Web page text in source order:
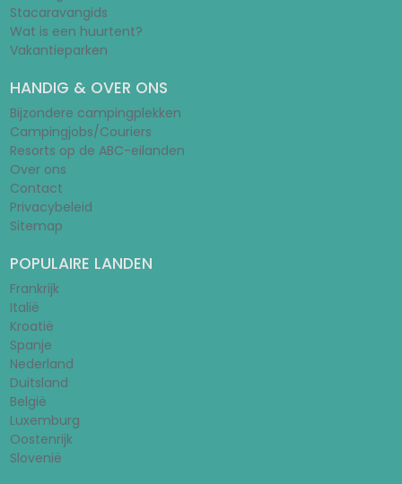
Stacaravangids
Wat is een huurtent?
Vakantieparken
HANDIG & OVER ONS
Bijzondere campingplekken
Campingjobs/Couriers
Resorts op de ABC-eilanden
Over ons
Contact
Privacybeleid
Sitemap
POPULAIRE LANDEN
Frankrijk
Italië
Kroatië
Spanje
Nederland
Duitsland
België
Luxemburg
Oostenrijk
Slovenië